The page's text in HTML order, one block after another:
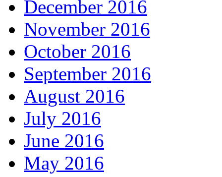
December 2016
November 2016
October 2016
September 2016
August 2016
July 2016
June 2016
May 2016